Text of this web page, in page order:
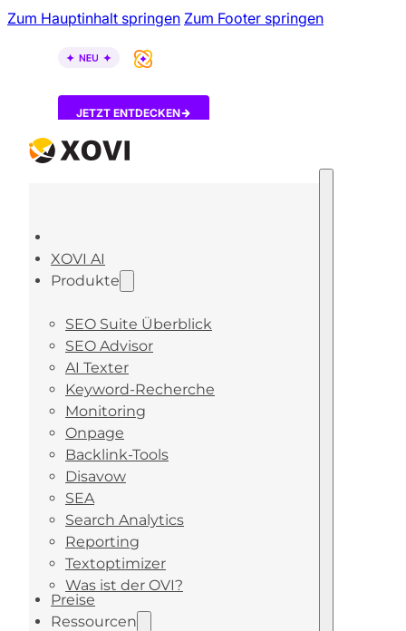
Zum Hauptinhalt springen Zum Footer springen
JETZT ENTDECKEN
XOVI AI
Produkte
SEO Suite Überblick
SEO Advisor
AI Texter
Keyword-Recherche
Monitoring
Onpage
Backlink-Tools
Disavow
SEA
Search Analytics
Reporting
Textoptimizer
Was ist der OVI?
Preise
Ressourcen